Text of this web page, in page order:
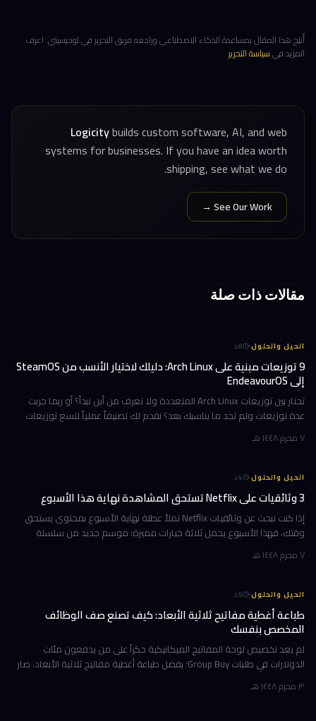
أُنتِج هذا المقال بمساعدة الذكاء الاصطناعي وراجعه فريق التحرير في لوجيسيتي. اعرف
المزيد فيسياسة التحرير.
Logicitybuilds custom software, AI, and web
systems for businesses. If you have an idea worth
shipping, see what we do.
See Our Work →
مقالات ذات صلة
الحيل والحلول·
8د
9 توزيعات مبنية على Arch Linux: دليلك لاختيار الأنسب من SteamOS
إلى EndeavourOS
تحتار بين توزيعات Arch Linux المتعددة ولا تعرف من أين تبدأ؟ أو ربما جربت
عدة توزيعات ولم تجد ما يناسبك بعد؟ نقدم لك تصنيفاً عملياً لتسع توزيعات
٧ محرم ١٤٤٨ هـ
الحيل والحلول·
4د
3 وثائقيات على Netflix تستحق المشاهدة نهاية هذا الأسبوع
إذا كنت تبحث عن وثائقيات Netflix تملأ عطلة نهاية الأسبوع بمحتوى يستحق
وقتك، فهذا الأسبوع يحمل ثلاثة خيارات مميزة: موسم جديد من سلسلة
٧ محرم ١٤٤٨ هـ
الحيل والحلول·
5د
طباعة أغطية مفاتيح ثلاثية الأبعاد: كيف تصنع صف الوظائف
المخصص بنفسك
لم يعد تخصيص لوحة المفاتيح الميكانيكية حكراً على من يدفعون مئات
الدولارات في طلبات Group Buy؛ بفضل طباعة أغطية مفاتيح ثلاثية الأبعاد، صار
٣ محرم ١٤٤٨ هـ